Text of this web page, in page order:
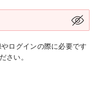
ログインの際に必要です
さい。